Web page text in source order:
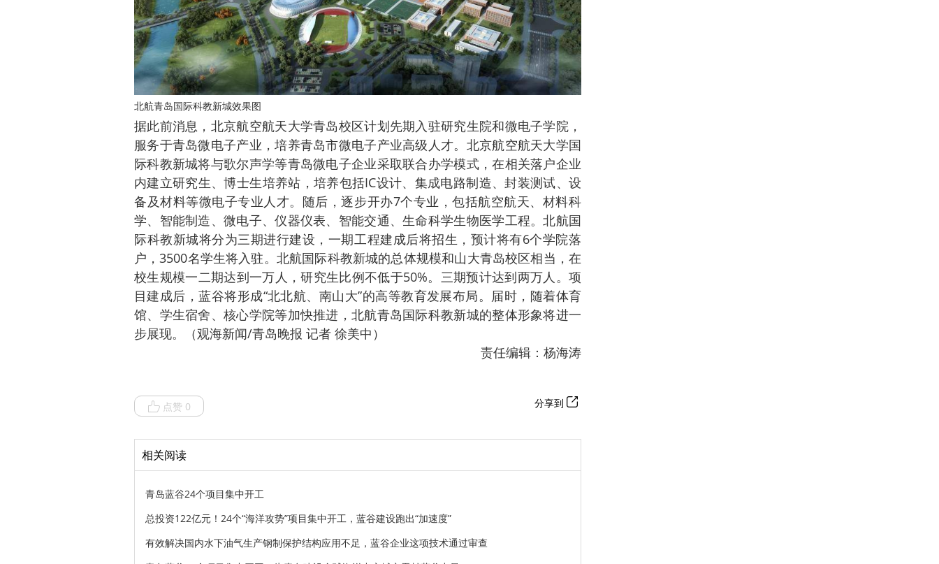
北航青岛国际科教新城效果图
据此前消息，北京航空航天大学青岛校区计划先期入驻研究生院和微电子学院，
服务于青岛微电子产业，培养青岛市微电子产业高级人才。北京航空航天大学国
际科教新城将与歌尔声学等青岛微电子企业采取联合办学模式，在相关落户企业
内建立研究生、博士生培养站，培养包括IC设计、集成电路制造、封装测试、设
备及材料等微电子专业人才。随后，逐步开办7个专业，包括航空航天、材料科
学、智能制造、微电子、仪器仪表、智能交通、生命科学生物医学工程。北航国
际科教新城将分为三期进行建设，一期工程建成后将招生，预计将有6个学院落
户，3500名学生将入驻。北航国际科教新城的总体规模和山大青岛校区相当，在
校生规模一二期达到一万人，研究生比例不低于50%。三期预计达到两万人。项
目建成后，蓝谷将形成“北北航、南山大”的高等教育发展布局。届时，随着体育
馆、学生宿舍、核心学院等加快推进，北航青岛国际科教新城的整体形象将进一
步展现。（观海新闻/青岛晚报 记者 徐美中）
责任编辑：杨海涛
点赞 0 分享到
相关阅读
青岛蓝谷24个项目集中开工
总投资122亿元！24个“海洋攻势”项目集中开工，蓝谷建设跑出“加速度”
有效解决国内水下油气生产钢制保护结构应用不足，蓝谷企业这项技术通过审查